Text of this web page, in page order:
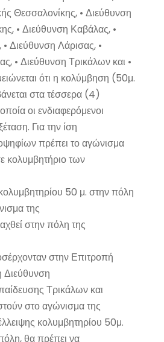
Θεσσαλονίκης, • Διεύθυνση
• Διεύθυνση Καβάλας, •
Διεύθυνση Λάρισας, •
• Διεύθυνση Τρικάλων και •
ότι η κολύμβηση (50μ.
στα τέσσερα (4)
οι ενδιαφερόμενοι
Για την ίση
πρέπει το αγώνισμα
κολυμβητήριο των
50 μ. στην πόλη
της
στην πόλη της
στην Επιτροπή
Διεύθυνση
Τρικάλων και
στο αγώνισμα της
κολυμβητηρίου 50μ.
θα πρέπει να